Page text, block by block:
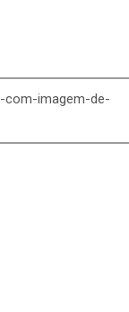
com-imagem-de-